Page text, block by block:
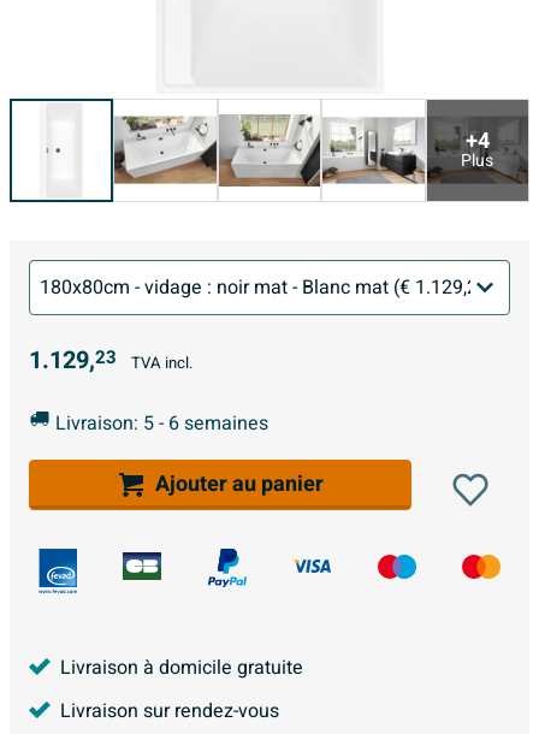
+4
Plus
1.129,23 TVA incl.
Livraison: 5 - 6 semaines
Ajouter au panier
Livraison à domicile gratuite
Livraison sur rendez-vous